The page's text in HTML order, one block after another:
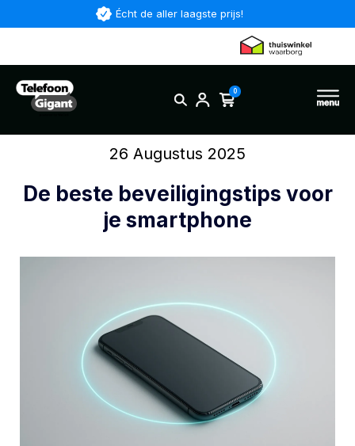
Écht de aller laagste prijs!
0
26 Augustus 2025
De beste beveiligingstips voor
je smartphone